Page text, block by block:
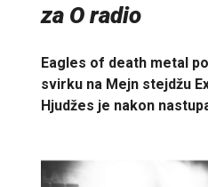
za O radio
Eagles of death metal
svirku na Mejn stejdžu
Hjudžes je nakon